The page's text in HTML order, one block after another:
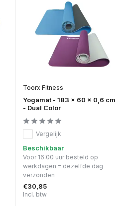
Toorx Fitness
Yogamat - 183 x 60 x 0,6 cm
- Dual Color
Vergelijk
Beschikbaar
Voor 16:00 uur besteld op
werkdagen = dezelfde dag
verzonden
€30,85
Incl. btw